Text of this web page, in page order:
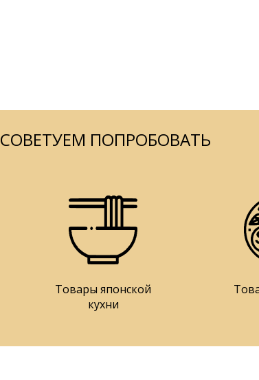
СОВЕТУЕМ ПОПРОБОВАТЬ
Товары японской
кухни